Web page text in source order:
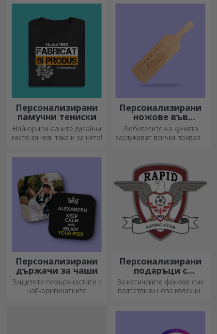
Персонализирани
памучни тениски
Най-оригиналните дизайни
както за нея, така и за него!
Персонализирани
ножове във
формата на
бутилка
Любителите на кухнята
заслужават всички похвали.
сервиране на готови
деликатеси.
Персонализирани
държачи за чаши
Защитете повърхностите с
най-оригиналните
Персонализирани
подаръци с
официална
лицензия - FC Rapid
За истинските фенове сме
подготвили нова колекция